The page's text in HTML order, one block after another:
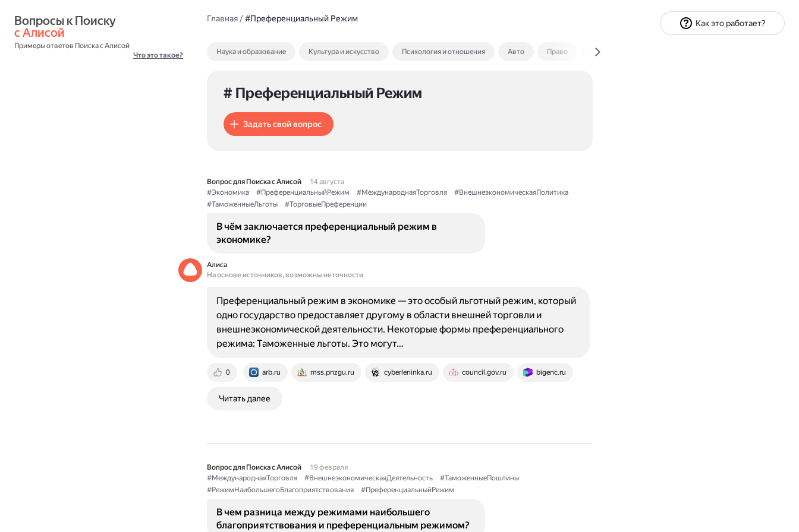
с Алисой
Примеры ответов Поиска с Алисой
Что это такое?
Главная/#Преференциальный Режим
Наука и образование Культура и искусство Психология и отношения Авто Право Экономика и финансы
# Преференциальный Режим
Задать свой вопрос
Вопрос для Поиска с Алисой
14 августа
#Экономика
#ПреференциальныйРежим #МеждународнаяТорговля
#ВнешнеэкономическаяПолитика
#ТаможенныеЛьготы
#ТорговыеПреференции
В чём заключается преференциальный режим в
экономике?
Алиса
На основе источников, возможны неточности
0 arb.ru mss.pnzgu.ru cyberleninka.ru council.gov.ru bigenc.ru
Преференциальный режим в экономике — это особый льготный режим, который
одно государство предоставляет другому в области внешней торговли и
внешнеэкономической деятельности. Некоторые формы преференциального
режима: Таможенные льготы. Это могут…
Читать далее
Вопрос для Поиска с Алисой
19 февраля
#МеждународнаяТорговля
#ВнешнеэкономическаяДеятельность
#ТаможенныеПошлины
#РежимНаибольшегоБлагоприятствования
#ПреференциальныйРежим
В чем разница между режимами наибольшего
благоприятствования и преференциальным режимом?
Как это работает?